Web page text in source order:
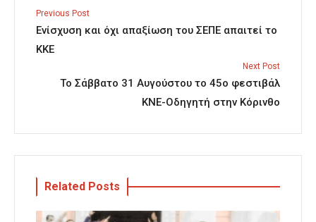
Previous Post
Ενίσχυση και όχι απαξίωση του ΣΕΠΕ απαιτεί το
ΚΚΕ
Next Post
Το Σάββατο 31 Αυγούστου το 45ο φεστιβάλ
ΚΝΕ-Οδηγητή στην Κόρινθο
Related Posts